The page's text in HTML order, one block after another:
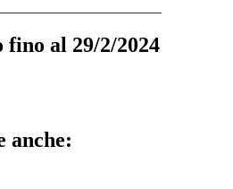
fino al 29/2/2024
anche: